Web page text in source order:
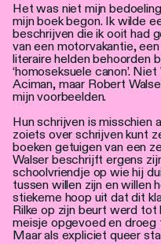
Het was niet mijn
mijn boek begon. Ik wilde
beschrijven die ik ooit had
van een motorvakantie,
literaire helden behoorden
‘homoseksuele canon’.
Aciman, maar Robert
mijn voorbeelden.
Hun schrijven is misschien
zoiets over schrijven kunt
boeken getuigen van een
Walser beschrijft ergens
schoolvriendje op wie hij
tussen willen zijn en willen
stiekeme hoop uit dat dit
Rilke op zijn beurt werd tot
meisje opgevoed en droeg
Maar als expliciet queer